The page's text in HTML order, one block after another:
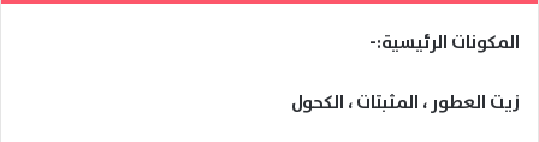
المكونات الرئيسية:-
زيت العطور ، المثبتات ، الكحول